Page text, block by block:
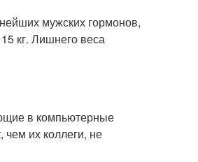
мужских гормонов,
кг. Лишнего веса
в компьютерные
их коллеги, не